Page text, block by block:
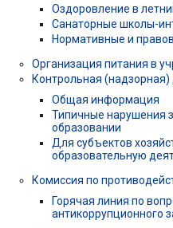
Оздоровление в
Санаторные школы-
Нормативные и
Организация питания в
Контрольная (надзорная)
Общая информация
Типичные нарушения
образовании
Для субъектов
образовательную
Комиссия по
Горячая линия по
антикоррупционного